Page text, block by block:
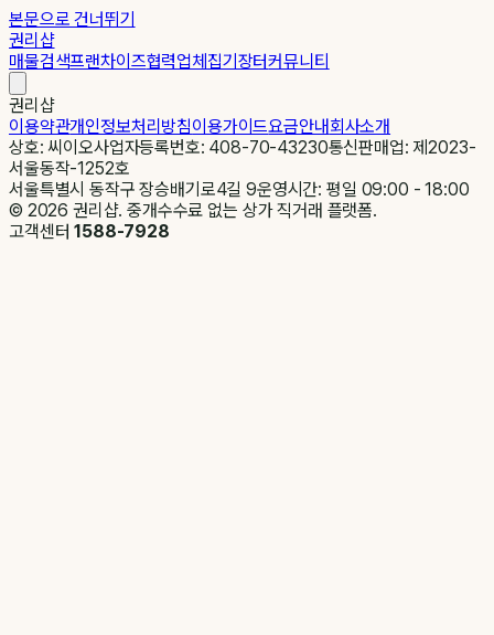
본문으로 건너뛰기
권리샵
매물검색프랜차이즈협력업체집기장터커뮤니티
권리샵
이용약관개인정보처리방침이용가이드요금안내회사소개
상호: 씨이오사업자등록번호: 408-70-43230통신판매업: 제2023-
서울동작-1252호
서울특별시 동작구 장승배기로4길 9운영시간: 평일 09:00 - 18:00
© 2026 권리샵. 중개수수료 없는 상가 직거래 플랫폼.
고객센터1588-7928